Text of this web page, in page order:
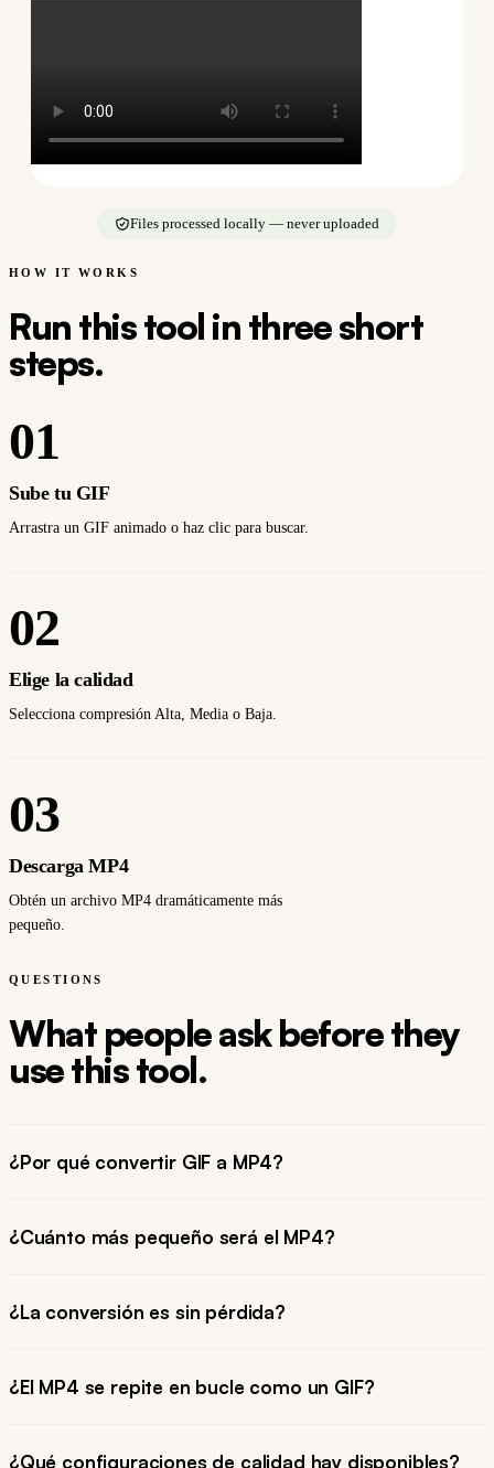
Files processed locally — never uploaded
HOW IT WORKS
Run this tool in three short
steps.
01
Sube tu GIF
Arrastra un GIF animado o haz clic para buscar.
02
Elige la calidad
Selecciona compresión Alta, Media o Baja.
03
Descarga MP4
Obtén un archivo MP4 dramáticamente más
pequeño.
QUESTIONS
What people ask before they
use this tool.
¿Por qué convertir GIF a MP4?
¿Cuánto más pequeño será el MP4?
¿La conversión es sin pérdida?
¿El MP4 se repite en bucle como un GIF?
¿Qué configuraciones de calidad hay disponibles?